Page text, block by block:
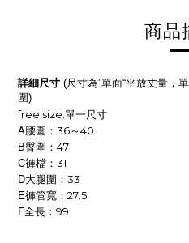
商品
詳細尺寸 (尺寸為”單面“平放丈量，
圍)
free size. 單一尺寸
A腰圍：36～40
B臀圍：47
C褲檔：31
D大腿圍：33
E褲管寬：27.5
F全長：99